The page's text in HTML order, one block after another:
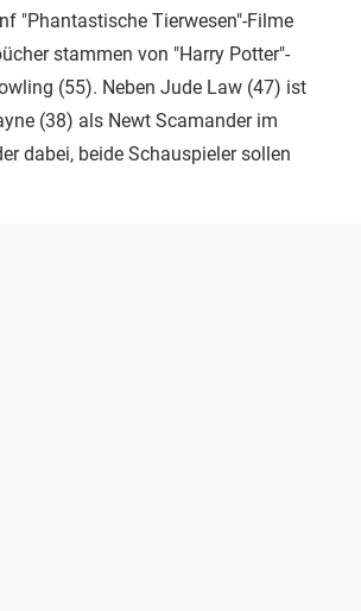
"Phantastische Tierwesen"-Filme
stammen von "Harry Potter"-
(55). Neben Jude Law (47) ist
(38) als Newt Scamander im
dabei, beide Schauspieler sollen